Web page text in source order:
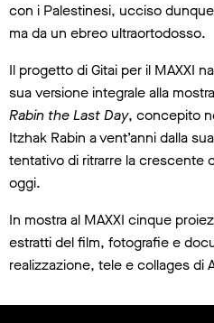
con i Palestinesi, ucciso
ma da un ebreo ultraortodosso.
Il progetto di Gitai per il MAXXI
sua versione integrale alla
Rabin the Last Day, concepito
Itzhak Rabin a vent’anni dalla
tentativo di ritrarre la crescente
oggi.
In mostra al MAXXI cinque
estratti del film, fotografie e
realizzazione, tele e collages di